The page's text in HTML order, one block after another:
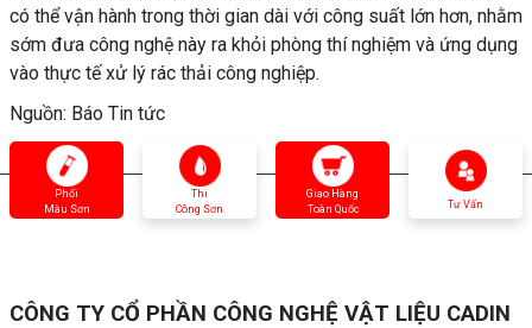
có thể vận hành trong thời gian dài với công suất lớn hơn, nhằm
sớm đưa công nghệ này ra khỏi phòng thí nghiệm và ứng dụng
vào thực tế xử lý rác thải công nghiệp.
Nguồn: Báo Tin tức
Phối
Màu Sơn
Thi
Công Sơn
Giao Hàng
Toàn Quốc
Tư Vấn
CÔNG TY CỔ PHẦN CÔNG NGHỆ VẬT LIỆU CADIN